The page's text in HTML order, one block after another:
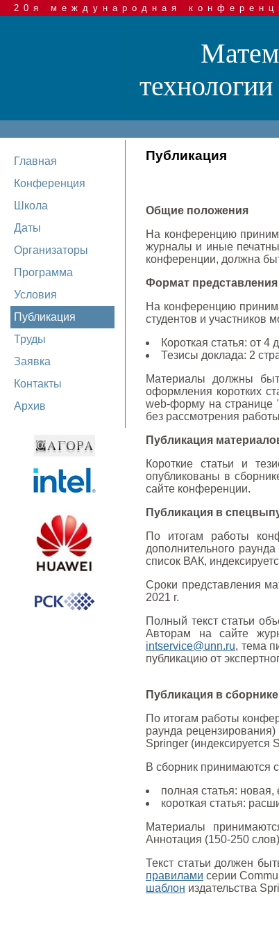
20я международная
Главная
Конференция
Школа
Даты
Организаторы
Программа
Условия
Публикация
Труды
Заявка
Контакты
Архив
Публикация
Общие положения
На конференцию
журналы и иные
конференции, должна
Формат
На конференцию
студентов и участников
Короткая статья: от 4
Тезисы доклада: 2
Материалы должны
оформления коротких
web-форму на странице
без рассмотрения
Публикация
Короткие статьи и
опубликованы в
сайте конференции.
Публикация в
По итогам работы
дополнительного
список ВАК,
Сроки представления
2021 г.
Полный текст статьи
Авторам на сайте
intservice@unn.ru, тема
публикацию от
Публикация в
По итогам работы
раунда
Springer (индексируется
В сборник принимаются
полная статья:
короткая статья:
Материалы
Аннотация (150-250 слов)
Текст статьи должен
правилами серии
шаблон издательства